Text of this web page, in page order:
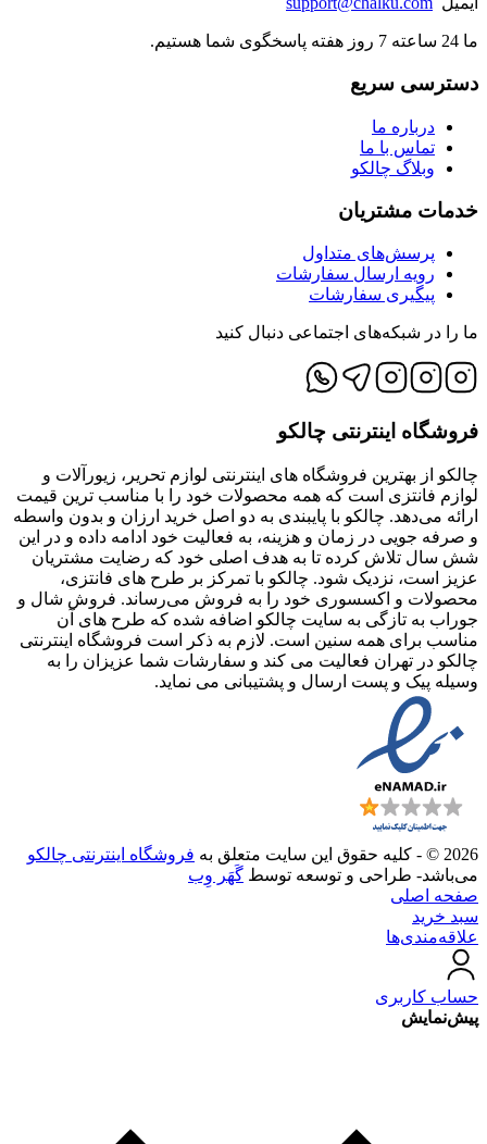
ما 24 ساعته 7 روز هفته پاسخگوی شما هستیم.
دسترسی سریع
درباره ما
تماس با ما
وبلاگ چالکو
خدمات مشتریان
پرسش‌های متداول
رویه ارسال سفارشات
پیگیری سفارشات
ما را در شبکه‌های اجتماعی دنبال کنید
فروشگاه اینترنتی چالکو
چالکو از بهترین فروشگاه های اینترنتی لوازم تحریر، زیورآلات و
لوازم فانتزی است که همه محصولات خود را با مناسب ترین قیمت
ارائه می‌دهد. چالکو با پایبندی به دو اصل خرید ارزان‌ و بدون واسطه
و صرفه جویی در زمان و هزینه، به فعالیت خود ادامه داده و در این
شش سال تلاش کرده تا به هدف اصلی خود که رضایت مشتریان
عزیز است، نزدیک شود. چالکو با تمرکز بر طرح های فانتزی،
محصولات و اکسسوری خود را به فروش می‌رساند. فروش شال و
جوراب به تازگی به سایت چالکو اضافه شده که طرح های آن
مناسب برای همه سنین است. لازم به ذکر است فروشگاه اینترنتی
چالکو در تهران فعالیت می کند و سفارشات شما عزیزان را به
وسیله پیک و پست ارسال و پشتیبانی می نماید.
2026 © - کلیه حقوق این سایت متعلق به
فروشگاه اینترنتی چالکو
می‌باشد- طراحی و توسعه توسط گَهَر وِب
صفحه اصلی
سبد خرید
علاقه‌مندی‌ها
حساب کاربری
پیش‌نمایش